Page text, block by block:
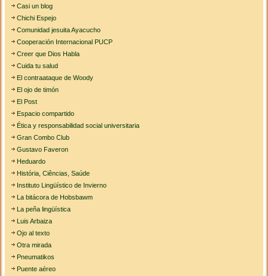
Casi un blog
Chichi Espejo
Comunidad jesuita Ayacucho
Cooperación Internacional PUCP
Creer que Dios Habla
Cuida tu salud
El contraataque de Woody
El ojo de timón
El Post
Espacio compartido
Ética y responsabilidad social universitaria
Gran Combo Club
Gustavo Faveron
Heduardo
História, Ciências, Saúde
Instituto Lingüístico de Invierno
La bitácora de Hobsbawm
La peña lingüística
Luis Arbaiza
Ojo al texto
Otra mirada
Pneumatikos
Puente aéreo